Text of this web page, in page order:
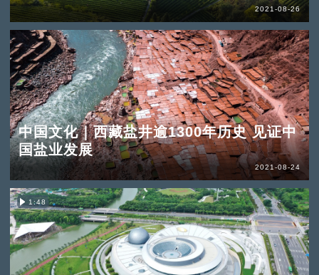
2021-08-26
中国文化｜西藏盐井逾1300年历史 见证中
国盐业发展
2021-08-24
1:48